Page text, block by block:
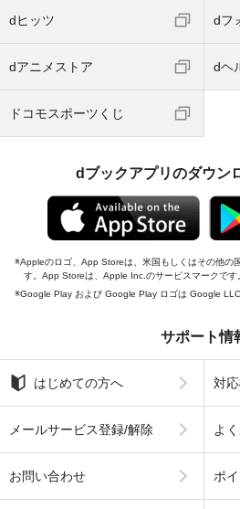
dヒッツ dフ
dアニメストア dヘ
ドコモスポーツくじ
dブックアプリのダウン
Appleのロゴ、App Storeは、米国もしくはその他の
す。App Storeは、Apple Inc.のサービスマークです
Google Play および Google Play ロゴは Google LLC
サポート情
はじめての方へ 対
メールサービス登録/解除 よ
お問い合わせ ポ